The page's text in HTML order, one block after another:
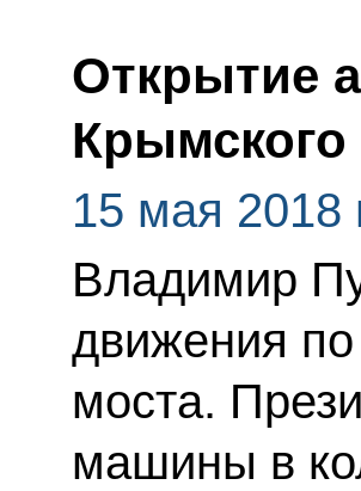
Открытие
Крымского
15 мая 2018
Владимир
движения
моста.
машины в